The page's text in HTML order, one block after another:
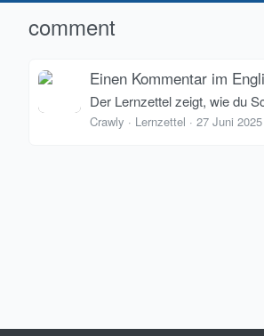
comment
Einen Kommentar im
Der Lernzettel zeigt, wie du
Crawly Lernzettel 27 Juni 2025